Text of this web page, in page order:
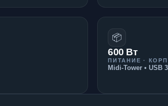
📦
600 Вт
ПИТАНИЕ ·
Midi-Tower • USB